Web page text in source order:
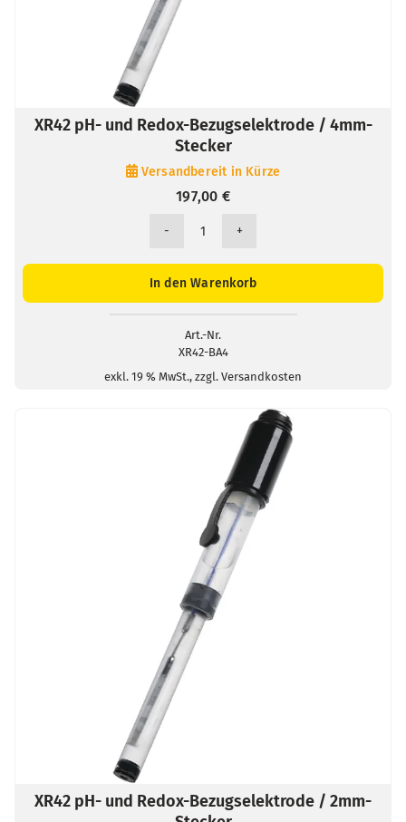
XR42 pH- und Redox-Bezugselektrode / 4mm-
Stecker
Versandbereit in Kürze
197,00 €
XR42
und
/
4mm-
Stecker
In den Warenkorb
Art.-Nr.
XR42-BA4
exkl. 19 % MwSt., zzgl. Versandkosten
XR42 pH- und Redox-Bezugselektrode / 2mm-